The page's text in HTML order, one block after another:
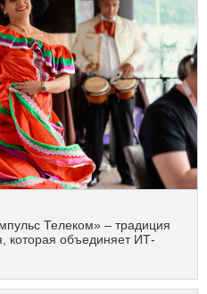
Телеком» – традиция
которая объединяет ИТ-